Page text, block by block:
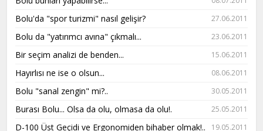
Bolu'da "spor turizmi" nasıl gelişir? 27.06.2011
Bolu da "yatırımcı avına" çıkmalı... 23.06.2011
Bir seçim analizi de benden... 15.06.2011
Hayırlısı ne ise o olsun... 08.06.2011
Bolu "sanal zengin" mi?.. 30.05.2011
Burası Bolu... Olsa da olu, olmasa da olu!. 25.05.2011
D-100 Üst Geçidi ve Ergonomiden bihaber olmak!.. 19.05.2011